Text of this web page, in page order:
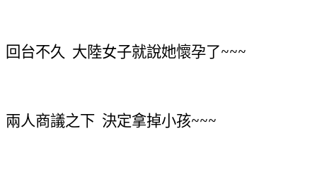
回台不久 大陸女子就說她懷孕了~~~
兩人商議之下 決定拿掉小孩~~~